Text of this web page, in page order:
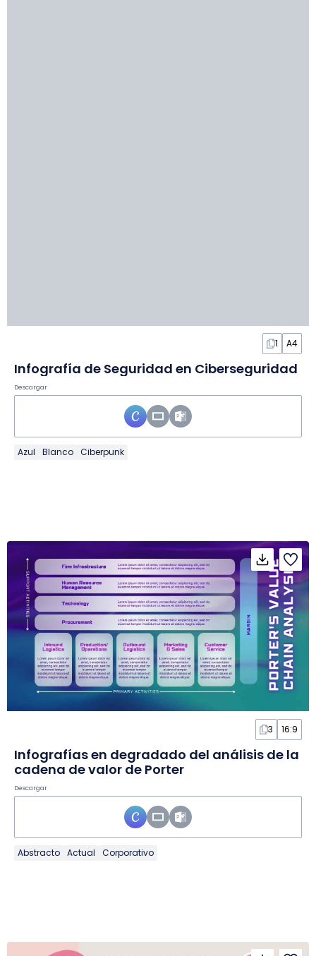
1 A4
Infografía de Seguridad en Ciberseguridad
Descargar
Azul Blanco Ciberpunk
3 16:9
Infografías en degradado del análisis de la
cadena de valor de Porter
Descargar
Abstracto Actual Corporativo